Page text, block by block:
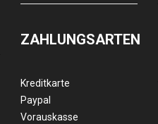
ZAHLUNGSARTEN
Kreditkarte
Paypal
Vorauskasse